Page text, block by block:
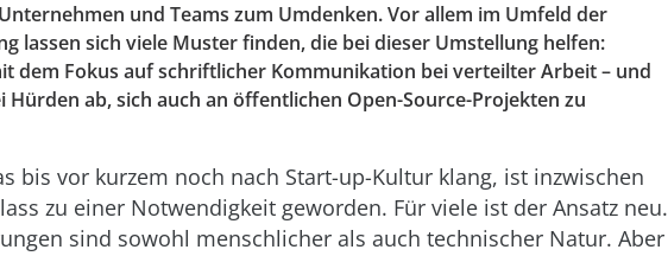
und Teams zum Umdenken. Vor allem im Umfeld der
lassen sich viele Muster finden, die bei dieser Umstellung helfen:
dem Fokus auf schriftlicher Kommunikation bei verteilter Arbeit – und
Hürden ab, sich auch an öffentlichen Open-Source-Projekten zu
bis vor kurzem noch nach Start-up-Kultur klang, ist inzwischen
zu einer Notwendigkeit geworden. Für viele ist der Ansatz neu.
sind sowohl menschlicher als auch technischer Natur. Aber